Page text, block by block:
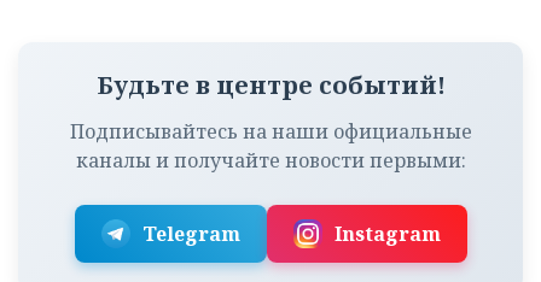
Будьте в центре событий!
Подписывайтесь на наши официальные
каналы и получайте новости первыми:
Telegram Instagram